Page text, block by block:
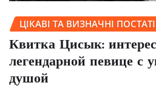
ЦІКАВІ ТА ВИЗНАЧНІ ПОСТАТІ
Квитка Цисык:
легендарной певице с
душой